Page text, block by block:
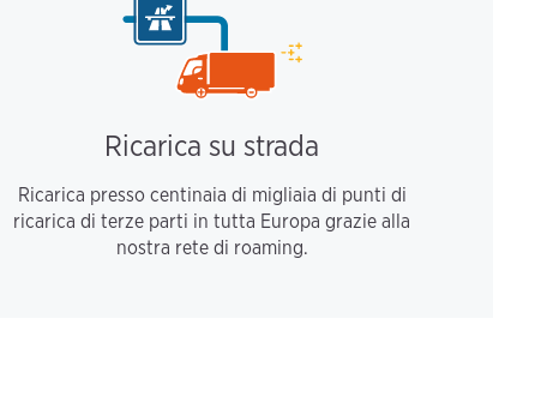
Ricarica su strada
Ricarica presso centinaia di migliaia di punti di
ricarica di terze parti in tutta Europa grazie alla
nostra rete di roaming.